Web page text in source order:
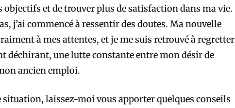
et de trouver plus de satisfaction dans ma vie.
j’ai commencé à ressentir des doutes. Ma nouvelle
à mes attentes, et je me suis retrouvé à regretter
déchirant, une lutte constante entre mon désir de
ancien emploi.
situation, laissez-moi vous apporter quelques conseils